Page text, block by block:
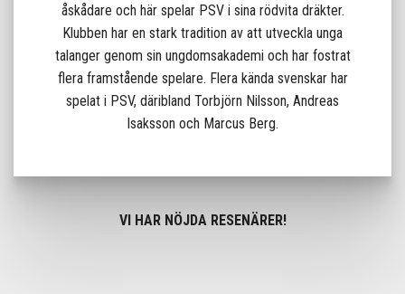
åskådare och här spelar PSV i sina rödvita dräkter.
Klubben har en stark tradition av att utveckla unga
talanger genom sin ungdomsakademi och har fostrat
flera framstående spelare. Flera kända svenskar har
spelat i PSV, däribland Torbjörn Nilsson, Andreas
Isaksson och Marcus Berg.
VI HAR NÖJDA RESENÄRER!